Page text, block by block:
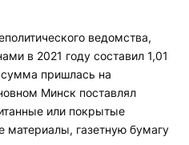
ведомства,
в 2021 году составил 1,01
пришлась на
Минск поставлял
или покрытые
материалы, газетную бумагу